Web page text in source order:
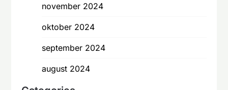
november 2024
oktober 2024
september 2024
august 2024